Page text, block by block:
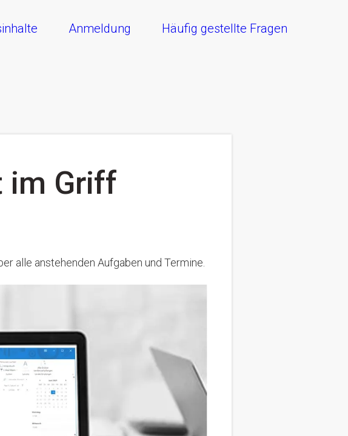
Anmeldung Häufig gestellte Fragen
im Griff
alle anstehenden Aufgaben und Termine.